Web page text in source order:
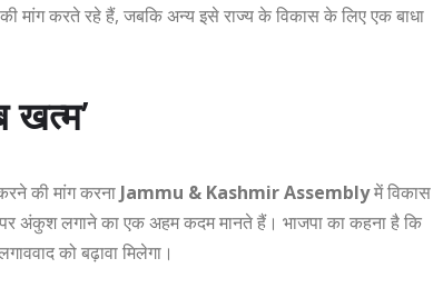
मांग करते रहे हैं, जबकि अन्य इसे राज्य के विकास के लिए एक बाधा
खत्म’
की मांग करना Jammu & Kashmir Assemblyमें विकास
अंकुश लगाने का एक अहम कदम मानते हैं। भाजपा का कहना है कि
को बढ़ावा मिलेगा।